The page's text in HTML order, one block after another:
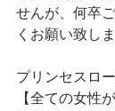
せんが、何卒
くお願い致しま
プリンセスロ
【全ての女性